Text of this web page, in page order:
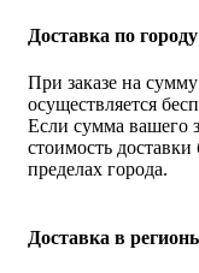
Доставка по городу
При заказе на
осуществляется
Если сумма вашего
стоимость доставки
пределах города.
Доставка в